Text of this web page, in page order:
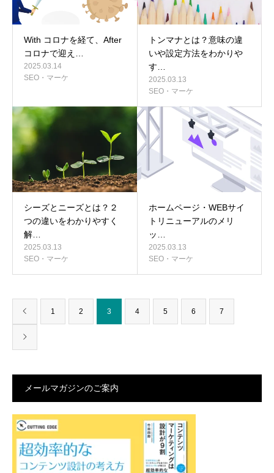
With コロナを経て、After
コロナで迎え…
2025.03.14
SEO・マーケ
トンマナとは？意味の違
いや設定方法をわかりや
す…
2025.03.13
SEO・マーケ
シーズとニーズとは？２
つの違いをわかりやすく
解…
2025.03.13
SEO・マーケ
ホームページ・WEBサイ
トリニューアルのメリ
ッ…
2025.03.13
SEO・マーケ
1 2 3 4 5 6 7
メールマガジンのご案内